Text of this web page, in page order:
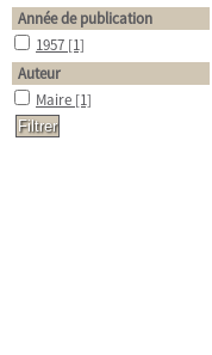
Année de publication
1957 [1]
Auteur
Maire [1]